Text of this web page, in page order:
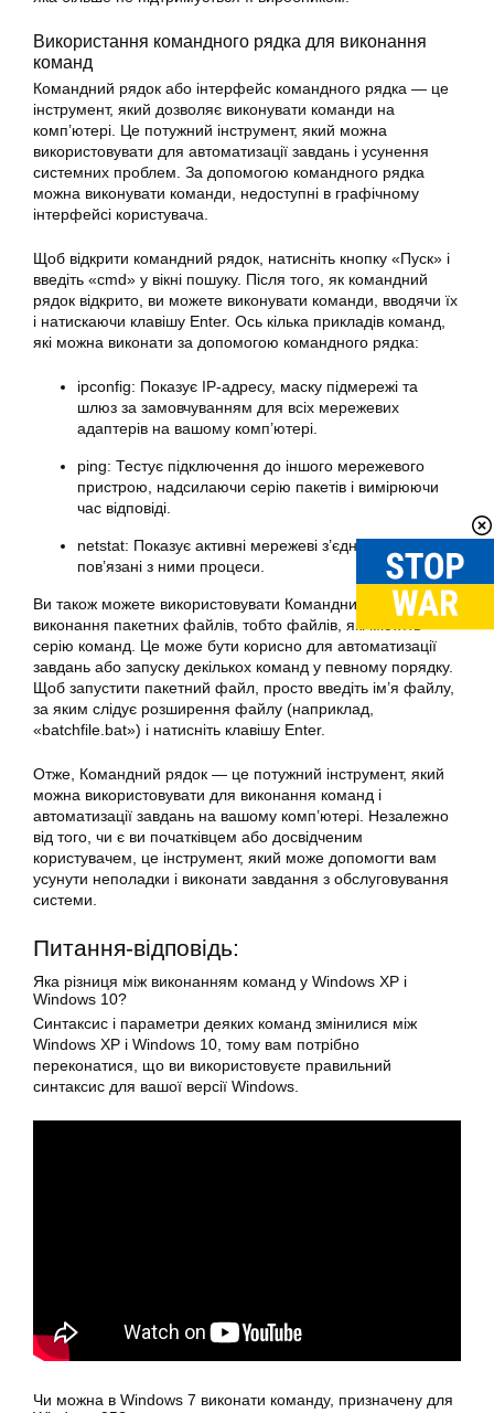
Використання командного рядка для виконання
команд
Командний рядок або інтерфейс командного рядка — це
інструмент, який дозволяє виконувати команди на
комп’ютері. Це потужний інструмент, який можна
використовувати для автоматизації завдань і усунення
системних проблем. За допомогою командного рядка
можна виконувати команди, недоступні в графічному
інтерфейсі користувача.
Щоб відкрити командний рядок, натисніть кнопку «Пуск» і
введіть «cmd» у вікні пошуку. Після того, як командний
рядок відкрито, ви можете виконувати команди, вводячи їх
і натискаючи клавішу Enter. Ось кілька прикладів команд,
які можна виконати за допомогою командного рядка:
ipconfig: Показує IP-адресу, маску підмережі та
шлюз за замовчуванням для всіх мережевих
адаптерів на вашому комп’ютері.
ping: Тестує підключення до іншого мережевого
пристрою, надсилаючи серію пакетів і вимірюючи
час відповіді.
netstat: Показує активні мережеві з’єднання, порти і
пов’язані з ними процеси.
Ви також можете використовувати Командний рядок для
виконання пакетних файлів, тобто файлів, які містять
серію команд. Це може бути корисно для автоматизації
завдань або запуску декількох команд у певному порядку.
Щоб запустити пакетний файл, просто введіть ім’я файлу,
за яким слідує розширення файлу (наприклад,
«batchfile.bat») і натисніть клавішу Enter.
Отже, Командний рядок — це потужний інструмент, який
можна використовувати для виконання команд і
автоматизації завдань на вашому комп’ютері. Незалежно
від того, чи є ви початківцем або досвідченим
користувачем, це інструмент, який може допомогти вам
усунути неполадки і виконати завдання з обслуговування
системи.
Питання-відповідь:
Яка різниця між виконанням команд у Windows XP і
Windows 10?
Синтаксис і параметри деяких команд змінилися між
Windows XP і Windows 10, тому вам потрібно
переконатися, що ви використовуєте правильний
синтаксис для вашої версії Windows.
Чи можна в Windows 7 виконати команду, призначену для